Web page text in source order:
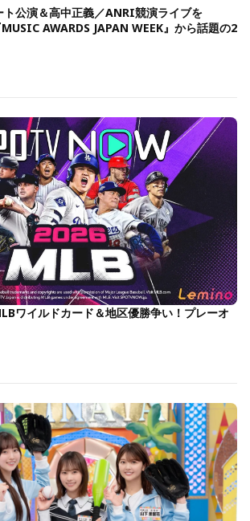
ト公演＆高中正義／ANRI競演ライブを
AWARDS JAPAN WEEK』から話題の2
ワイルドカード＆地区優勝争い！プレーオ